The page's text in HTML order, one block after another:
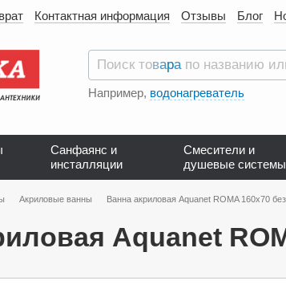
Контактная информация Отзывы Блог
Например, водонагреватель
Санфаянс и
инсталляции
Смесители и
душевые системы
Акриловые ванны Ванна акриловая Aquanet ROMA 160х70
Aquanet